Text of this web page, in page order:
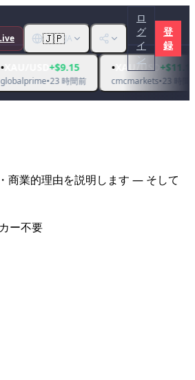
🇯🇵JA
ロ
グ
イ
ン
登
録
+$9.15
23 時間前
•XAU/USD +$11.17
cmcmarkets 23 時間前
🔥
商業的理由を説明します — そして
ー不要